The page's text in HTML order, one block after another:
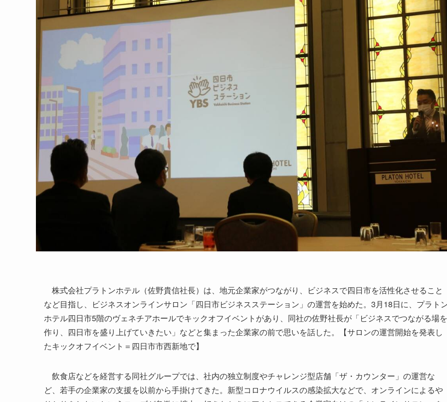
株式会社プラトンホテル（佐野貴信社長）は、地元企業家がつながり、ビジネスで四日市を活性化させること
など目指し、ビジネスオンラインサロン「四日市ビジネスステーション」の運営を始めた。3月18日に、プラト
ホテル四日市5階のヴェネチアホールでキックオフイベントがあり、同社の佐野社長が「ビジネスでつながる場を
作り、四日市を盛り上げていきたい」などと集まった企業家の前で思いを話した。【サロンの運営開始を発表し
たキックオフイベント＝四日市市西新地で】
飲食店などを経営する同社グループでは、社内の独立制度やチャレンジ型店舗「ザ・カウンター」の運営な
ど、若手の企業家の支援を以前から手掛けてきた。新型コロナウイルスの感染拡大などで、オンラインによるや